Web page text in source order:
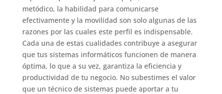
metódico, la habilidad para comunicarse
efectivamente y la movilidad son solo algunas de las
razones por las cuales este perfil es indispensable.
Cada una de estas cualidades contribuye a asegurar
que tus sistemas informáticos funcionen de manera
óptima, lo que a su vez, garantiza la eficiencia y
productividad de tu negocio. No subestimes el valor
que un técnico de sistemas puede aportar a tu